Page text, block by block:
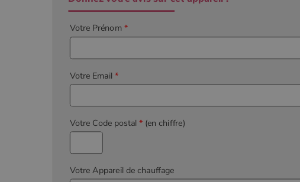
Votre Prénom *
Votre Email *
Votre Code postal * (en chiffre)
Votre Appareil de chauffage